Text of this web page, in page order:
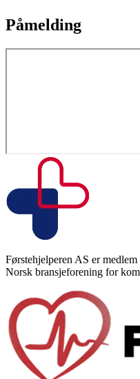
Påmelding
Førstehjelperen AS er
Norsk bransjeforening for